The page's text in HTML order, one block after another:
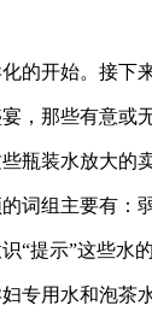
的开始。接下
，那些有意或
瓶装水放大的
词组主要有：
“提示”这些水
专用水和泡茶